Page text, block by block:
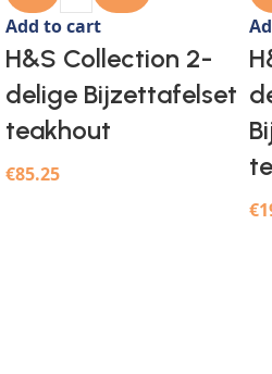
Add to cart
H&S Collection 2-
delige Bijzettafelset
teakhout
€85.25
€